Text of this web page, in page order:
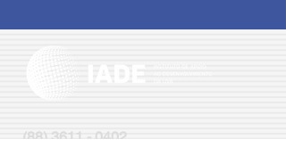
(88) 3611 - 0402